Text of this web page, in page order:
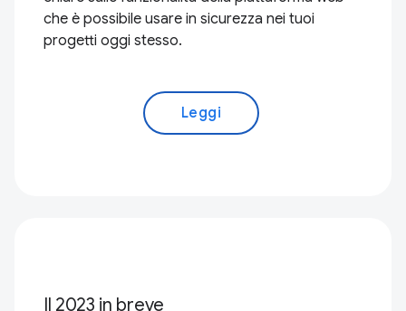
che è possibile usare in sicurezza nei tuoi
progetti oggi stesso.
Leggi
Il 2023 in breve